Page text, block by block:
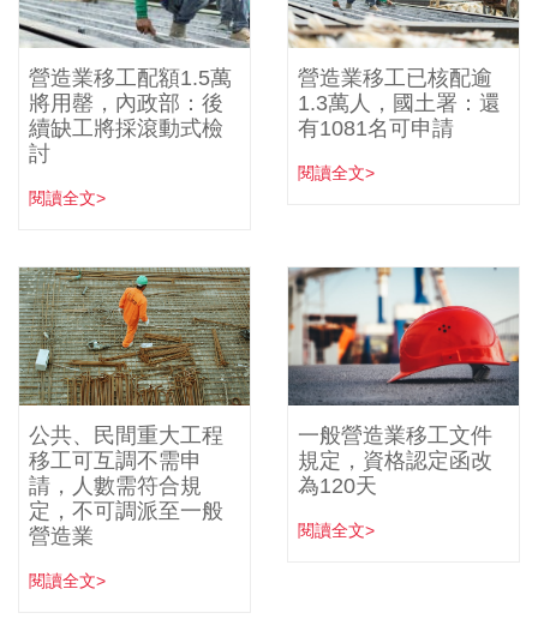
營造業移工配額1.5萬
將用罄，內政部：後
續缺工將採滾動式檢
討
閱讀全文>
營造業移工已核配逾
1.3萬人，國土署：還
有1081名可申請
閱讀全文>
公共、民間重大工程
移工可互調不需申
請，人數需符合規
定，不可調派至一般
營造業
閱讀全文>
一般營造業移工文件
規定，資格認定函改
為120天
閱讀全文>